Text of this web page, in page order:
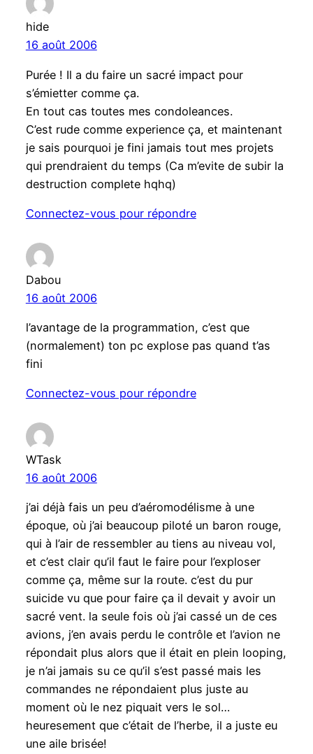
hide
16 août 2006
Purée ! Il a du faire un sacré impact pour
s’émietter comme ça.
En tout cas toutes mes condoleances.
C’est rude comme experience ça, et maintenant
je sais pourquoi je fini jamais tout mes projets
qui prendraient du temps (Ca m’evite de subir la
destruction complete hqhq)
Connectez-vous pour répondre
Dabou
16 août 2006
l’avantage de la programmation, c’est que
(normalement) ton pc explose pas quand t’as
fini
Connectez-vous pour répondre
WTask
16 août 2006
j’ai déjà fais un peu d’aéromodélisme à une
époque, où j’ai beaucoup piloté un baron rouge,
qui à l’air de ressembler au tiens au niveau vol,
et c’est clair qu’il faut le faire pour l’exploser
comme ça, même sur la route. c’est du pur
suicide vu que pour faire ça il devait y avoir un
sacré vent. la seule fois où j’ai cassé un de ces
avions, j’en avais perdu le contrôle et l’avion ne
répondait plus alors que il était en plein looping,
je n’ai jamais su ce qu’il s’est passé mais les
commandes ne répondaient plus juste au
moment où le nez piquait vers le sol…
heuresement que c’était de l’herbe, il a juste eu
une aile brisée!